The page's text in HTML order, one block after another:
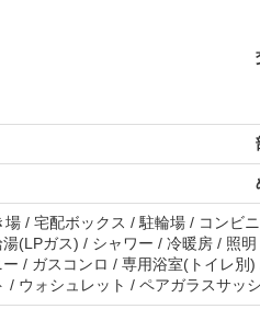
場 / 宅配ボックス / 駐輪場 / コンビ
(LPガス) / シャワー / 冷暖房 / 照
/ ガスコンロ / 専用浴室(トイレ
/ ウォシュレット / ペアガラスサッ